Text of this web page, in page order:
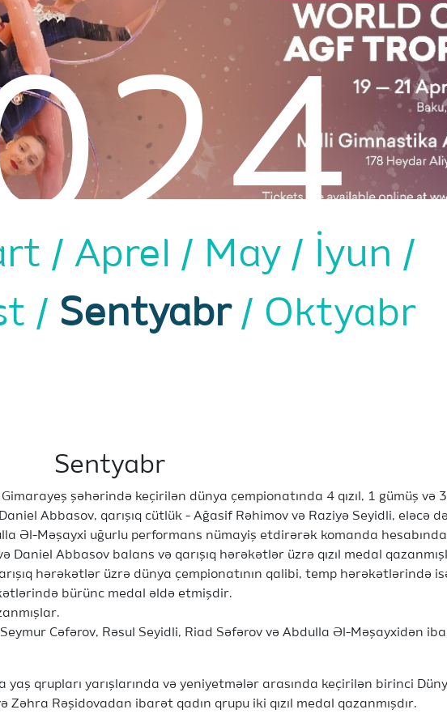
Aprel May
İyun
Sentyabr Oktyabr
Sentyabr
şəhərində keçirilən dünya çempionatında 4 qızıl, 1 gümüş və
Abbasov, qarışıq cütlük - Ağasif Rəhimov və Raziyə Seyidli, eləcə
Əl-Məşayxi uğurlu performans nümayiş etdirərək komanda
Daniel Abbasov balans və qarışıq hərəkətlər üzrə qızıl medal
hərəkətlər üzrə dünya çempionatının qalibi, temp hərəkətlərində
bürünc medal əldə etmişdir.
Cəfərov, Rəsul Seyidli, Riad Səfərov və Abdulla Əl-Məşayxidən
qrupları yarışlarında və yeniyetmələr arasında keçirilən birinci
Rəşidovadan ibarət qadın qrupu iki qızıl medal qazanmışdır.